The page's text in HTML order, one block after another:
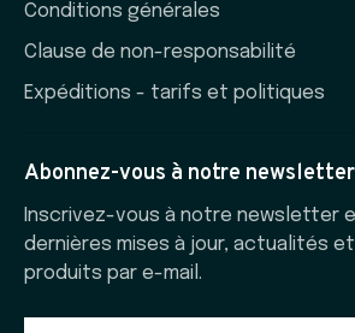
Conditions générales
Clause de non-responsabilité
Expéditions - tarifs et politiques
Abonnez-vous à notre newsletter
Inscrivez-vous à notre newsletter
dernières mises à jour, actualités
produits par e-mail.